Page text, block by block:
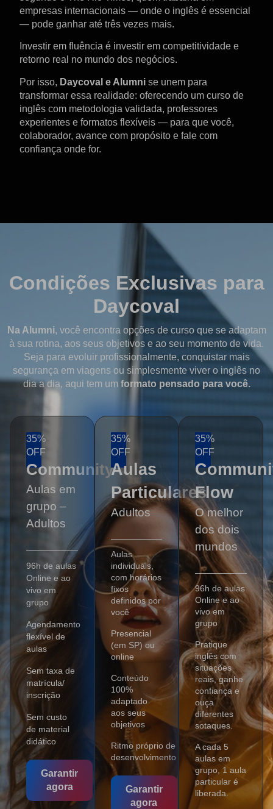
empresas internacionais — onde o inglês é essencial
— pode ganhar até três vezes mais.
Investir em fluência é investir em competitividade e
retorno real no mundo dos negócios.
Por isso, Daycoval e Alumni se unem para
transformar essa realidade: oferecendo um curso de
inglês com metodologia validada, professores
experientes e formatos flexíveis — para que você,
colaborador, avance com propósito e fale com
confiança onde for.
Condições Exclusivas para
Daycoval
Na Alumni, você encontra opções de curso que se adaptam
à sua rotina, aos seus objetivos e ao seu momento de vida.
Seja para evoluir profissionalmente, conquistar mais
segurança em viagens ou simplesmente viver o inglês no
dia a dia, aqui tem um formato pensado para você.
35%
OFF
Community
Aulas em
grupo –
Adultos
96h de aulas
Online e ao
vivo em
grupo
Agendamento
flexível de
aulas
Sem taxa de
matrícula/
inscrição
Sem custo
de material
didático
Garantir
agora
35%
OFF
Aulas
Particulares
Adultos
Aulas
individuais,
com horários
fixos
definidos por
você
Presencial
(em SP) ou
online
Conteúdo
100%
adaptado
aos seus
objetivos
Ritmo próprio de
desenvolvimento
Garantir
agora
35%
OFF
Flow
O melhor
dos dois
mundos
96h de aulas
Online e ao
vivo em
grupo
Pratique
inglês com
situações
reais, ganhe
confiança e
ouça
diferentes
sotaques.
A cada 5
aulas em
grupo, 1 aula
particular é
liberada.